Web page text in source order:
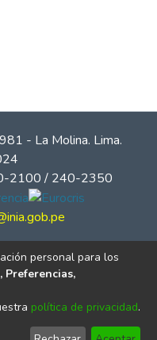
- La Molina. Lima.
2100 / 240-2350
personal para los
Preferencias,
política de privacidad.